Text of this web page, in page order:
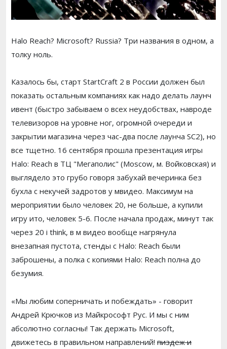
Halo Reach? Microsoft? Russia? Три названия в одном, а
толку ноль.
Казалось бы, старт StartCraft 2 в России должен был
показать остальным компаниях как надо делать лаунч
ивент (быстро забываем о всех неудобствах, навроде
телевизоров на уровне ног, огромной очереди и
закрытии магазина через час-два после лаунча SC2), но
все тщетно. 16 сентября прошла презентация игры
Halo: Reach в ТЦ "Мегаполис" (Moscow, м. Войковская) и
выглядело это грубо говоря забухай вечеринка без
бухла с некучей задротов у мвидео. Максимум на
мероприятии было человек 20, не больше, а купили
игру ито, человек 5-6. После начала продаж, минут так
через 20 i think, в м видео вообще нагрянула
внезапная пустота, стенды с Halo: Reach были
заброшены, а полка с копиями Halo: Reach полна до
безумия.
«Мы любим соперничать и побеждать» - говорит
Андрей Крючков из Майкрософт Рус. И мы с ним
абсолютно согласны! Так держать Microsoft,
движетесь в правильном направлений! пиздеж и